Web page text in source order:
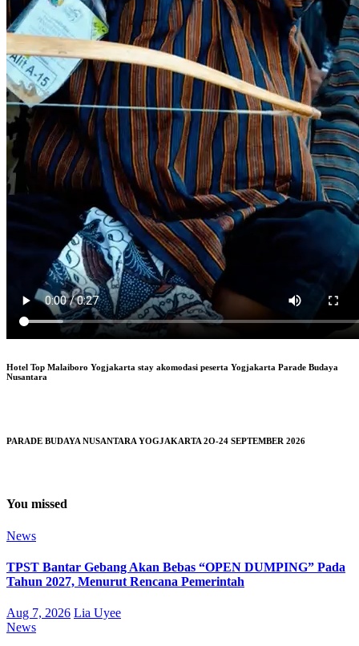
Hotel Top Malaiboro Yogjakarta stay akomodasi peserta Yogjakarta Parade Budaya
Nusantara
PARADE BUDAYA NUSANTARA YOGJAKARTA 2O-24 SEPTEMBER 2026
You missed
News
TPST Bantar Gebang Akan Bebas “OPEN DUMPING” Pada
Tahun 2027, Menurut Rencana Pemerintah
Aug 7, 2026 Lia Uyee
News